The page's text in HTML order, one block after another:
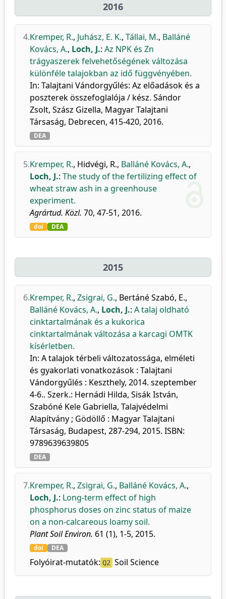
2016
4.Kremper, R., Juhász, E. K., Tállai, M., Balláné
Kovács, A., Loch, J.: Az NPK és Zn
trágyaszerek felvehetőségének változása
különféle talajokban az idő függvényében.
In: Talajtani Vándorgyűlés: Az előadások és a
poszterek összefoglalója / kész. Sándor
Zsolt, Szász Gizella, Magyar Talajtani
Társaság, Debrecen, 415-420, 2016.
DEA
5.Kremper, R., Hidvégi, R., Balláné Kovács, A.,
Loch, J.: The study of the fertilizing effect of
wheat straw ash in a greenhouse
experiment.
Agrártud. Közl. 70, 47-51, 2016.
doi DEA
2015
6.Kremper, R., Zsigrai, G., Bertáné Szabó, E.,
Balláné Kovács, A., Loch, J.: A talaj oldható
cinktartalmának és a kukorica
cinktartalmának változása a karcagi OMTK
kísérletben.
In: A talajok térbeli változatossága, elméleti
és gyakorlati vonatkozások : Talajtani
Vándorgyűlés : Keszthely, 2014. szeptember
4-6.. Szerk.: Hernádi Hilda, Sisák István,
Szabóné Kele Gabriella, Talajvédelmi
Alapítvány ; Gödöllő : Magyar Talajtani
Társaság, Budapest, 287-294, 2015. ISBN:
9789639639805
DEA
7.Kremper, R., Zsigrai, G., Balláné Kovács, A.,
Loch, J.: Long-term effect of high
phosphorus doses on zinc status of maize
on a non-calcareous loamy soil.
Plant Soil Environ. 61 (1), 1-5, 2015.
doi DEA
Folyóirat-mutatók: Q2 Soil Science